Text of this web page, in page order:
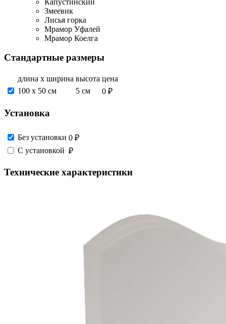
Змеевик
Лисья горка
Мрамор Уфалей
Мрамор Коелга
Стандартные размеры
длина х ширина высота цена
100 х 50 см
5 см 0 ₽
Установка
Без установки 0 ₽
С установкой ₽
Технические характеристики